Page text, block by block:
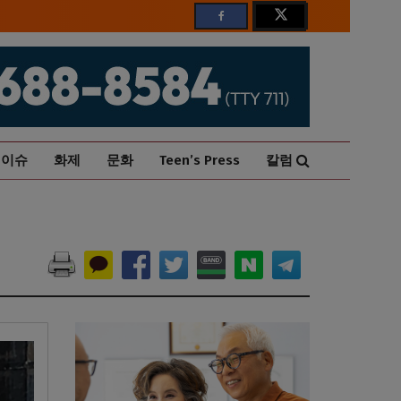
이슈 화제 문화 Teen’s Press 칼럼